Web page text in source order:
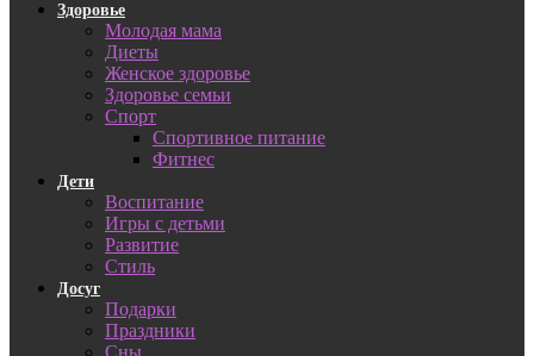
Здоровье
Молодая мама
Диеты
Женское здоровье
Здоровье семьи
Спорт
Спортивное питание
Фитнес
Дети
Воспитание
Игры с детьми
Развитие
Стиль
Досуг
Подарки
Праздники
Сны